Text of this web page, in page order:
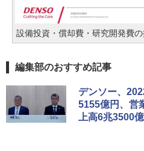
設備投資・償却費・研究開発費
編集部のおすすめ記事
デンソー、
5155億円、営
上高6兆3500